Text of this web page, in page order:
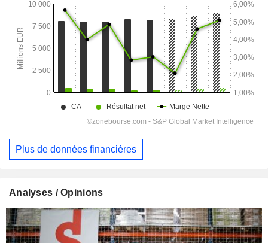
Plus de données financières
Analyses / Opinions